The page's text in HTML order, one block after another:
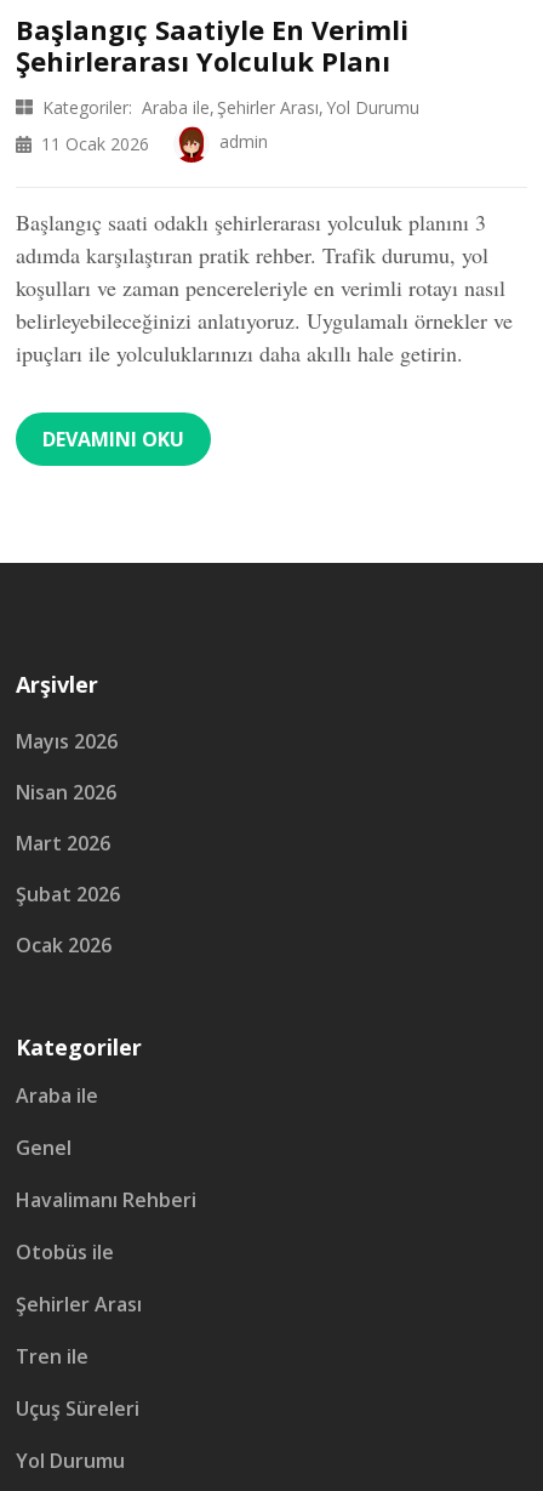
Başlangıç Saatiyle En Verimli
Şehirlerarası Yolculuk Planı
Kategoriler: Araba ile Şehirler Arası Yol Durumu
11 Ocak 2026
admin
Başlangıç saati odaklı şehirlerarası yolculuk planını 3
adımda karşılaştıran pratik rehber. Trafik durumu, yol
koşulları ve zaman pencereleriyle en verimli rotayı nasıl
belirleyebileceğinizi anlatıyoruz. Uygulamalı örnekler ve
ipuçları ile yolculuklarınızı daha akıllı hale getirin.
DEVAMINI OKU
Arşivler
Mayıs 2026
Nisan 2026
Mart 2026
Şubat 2026
Ocak 2026
Kategoriler
Araba ile
Genel
Havalimanı Rehberi
Otobüs ile
Şehirler Arası
Tren ile
Uçuş Süreleri
Yol Durumu